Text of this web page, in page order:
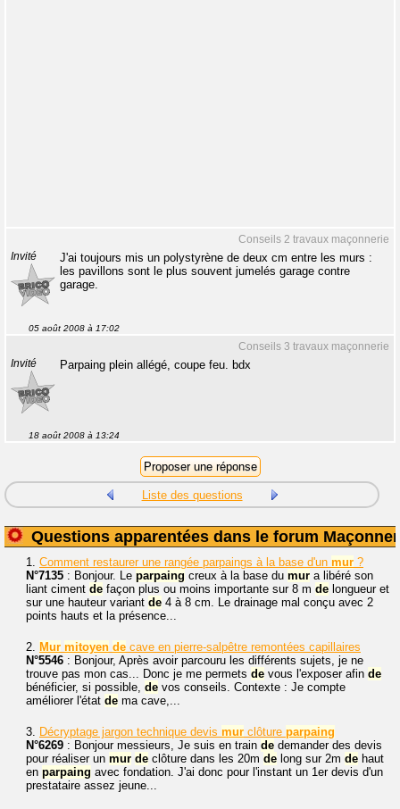
Conseils 2 travaux maçonnerie
Invité
J'ai toujours mis un polystyrène de deux cm entre les murs :
les pavillons sont le plus souvent jumelés garage contre
garage.
05 août 2008 à 17:02
Conseils 3 travaux maçonnerie
Invité Parpaing plein allégé, coupe feu. bdx
18 août 2008 à 13:24
Liste des questions
Questions apparentées dans le forum
1. Comment restaurer une rangée parpaings à la base d'un mur ?
N°7135 : Bonjour. Le parpaing creux à la base du mur a libéré son
liant ciment de façon plus ou moins importante sur 8 m de longueur et
sur une hauteur variant de 4 à 8 cm. Le drainage mal conçu avec 2
points hauts et la présence...
2. Mur mitoyen de cave en pierre-salpêtre remontées capillaires
N°5546 : Bonjour, Après avoir parcouru les différents sujets, je ne
trouve pas mon cas... Donc je me permets de vous l'exposer afin de
bénéficier, si possible, de vos conseils. Contexte : Je compte
améliorer l'état de ma cave,...
3. Décryptage jargon technique devis mur clôture parpaing
N°6269 : Bonjour messieurs, Je suis en train de demander des devis
pour réaliser un mur de clôture dans les 20m de long sur 2m de haut
en parpaing avec fondation. J'ai donc pour l'instant un 1er devis d'un
prestataire assez jeune...